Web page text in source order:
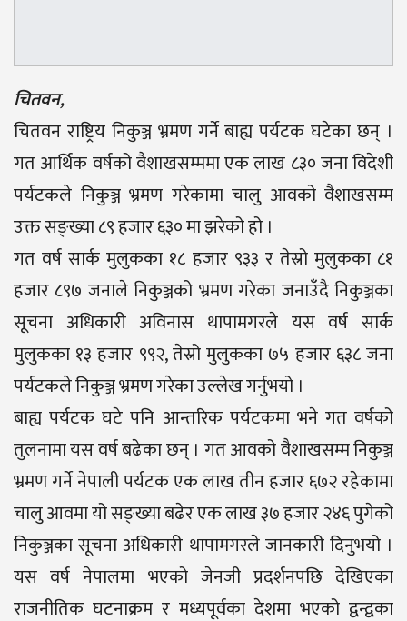
चितवन,
चितवन राष्ट्रिय निकुञ्ज भ्रमण गर्ने बाह्य पर्यटक घटेका छन् ।
गत आर्थिक वर्षको वैशाखसम्ममा एक लाख ८३० जना विदेशी
पर्यटकले निकुञ्ज भ्रमण गरेकामा चालु आवको वैशाखसम्म
उक्त सङ्ख्या ८९ हजार ६३० मा झरेको हो ।
गत वर्ष सार्क मुलुकका १८ हजार ९३३ र तेस्रो मुलुकका ८१
हजार ८९७ जनाले निकुञ्जको भ्रमण गरेका जनाउँदै निकुञ्जका
सूचना अधिकारी अविनास थापामगरले यस वर्ष सार्क
मुलुकका १३ हजार ९९२, तेस्रो मुलुकका ७५ हजार ६३८ जना
पर्यटकले निकुञ्ज भ्रमण गरेका उल्लेख गर्नुभयो ।
बाह्य पर्यटक घटे पनि आन्तरिक पर्यटकमा भने गत वर्षको
तुलनामा यस वर्ष बढेका छन् । गत आवको वैशाखसम्म निकुञ्ज
भ्रमण गर्ने नेपाली पर्यटक एक लाख तीन हजार ६७२ रहेकामा
चालु आवमा यो सङ्ख्या बढेर एक लाख ३७ हजार २४६ पुगेको
निकुञ्जका सूचना अधिकारी थापामगरले जानकारी दिनुभयो ।
यस वर्ष नेपालमा भएको जेनजी प्रदर्शनपछि देखिएका
राजनीतिक घटनाक्रम र मध्यपूर्वका देशमा भएको द्वन्द्वका